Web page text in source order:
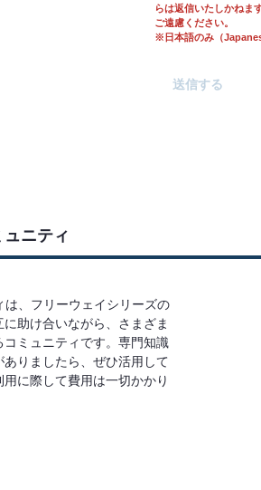
らは返信いたしかねま
ご遠慮ください。
※日本語のみ（
ニティ
は、フリーウェイシリーズの
助け合いながら、さまざま
コミュニティです。専門知識
ありましたら、ぜひ活用して
に際して費用は一切かかり